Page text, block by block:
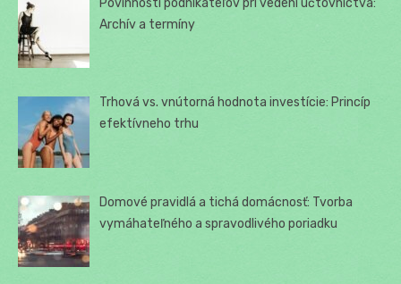
Povinnosti podnikateľov pri vedení účtovníctva:
Archív a termíny
Trhová vs. vnútorná hodnota investície: Princíp
efektívneho trhu
Domové pravidlá a tichá domácnosť: Tvorba
vymáhateľného a spravodlivého poriadku